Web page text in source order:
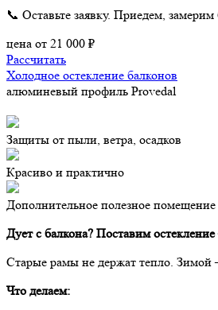
📞 Оставьте заявку. Приедем,
цена от 21 000 ₽
Рассчитать
Холодное остекление балконов
алюминевый профиль Provedal
Защиты от пыли, ветра, осадков
Красиво и практично
Дополнительное полезное помещение
Дует с балкона? Поставим
Старые рамы не держат тепло.
Что делаем: